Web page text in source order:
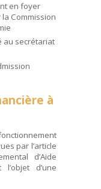
en foyer
Commission
au secrétariat
à
par l’article
d’Aide
d’une